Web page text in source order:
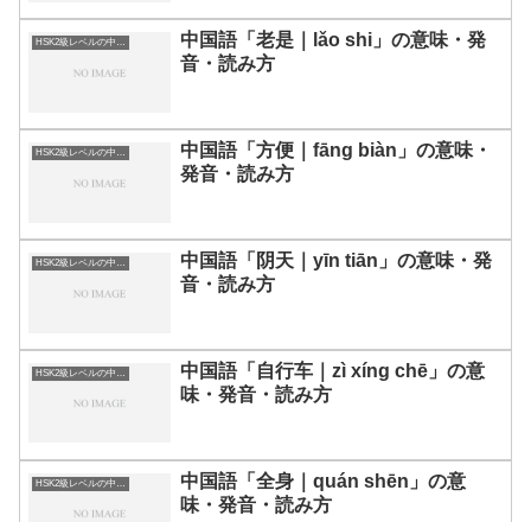
HSK2級レベルの中国語
中国語「老是｜lǎo shi」の意味・発
音・読み方
HSK2級レベルの中国語
中国語「方便｜fāng biàn」の意味・
発音・読み方
HSK2級レベルの中国語
中国語「阴天｜yīn tiān」の意味・発
音・読み方
中国語「自行车｜zì xíng chē」の意
味・発音・読み方
中国語「全身｜quán shēn」の意
味・発音・読み方